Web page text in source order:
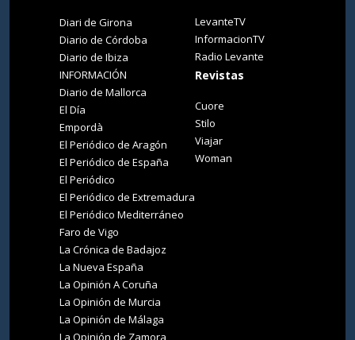
Diari de Girona
Diario de Córdoba
Diario de Ibiza
INFORMACIÓN
Diario de Mallorca
El Día
Empordà
El Periódico de Aragón
El Periódico de España
El Periódico
El Periódico de Extremadura
El Periódico Mediterráneo
Faro de Vigo
La Crónica de Badajoz
La Nueva España
La Opinión A Coruña
La Opinión de Murcia
La Opinión de Málaga
La Opinión de Zamora
LevanteTV
InformacionTV
Radio Levante
Revistas
Cuore
Stilo
Viajar
Woman